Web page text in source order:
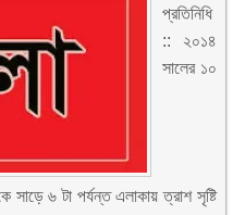
প্রতিনিধি
:: ২০১৪
সালের ১০
সাড়ে ৬ টা পর্যন্ত এলাকায় ত্রাশ সৃষ্টি